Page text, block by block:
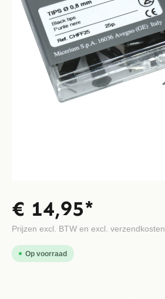
€ 14,95*
Prijzen excl. BTW en excl. verzendkosten
Op voorraad